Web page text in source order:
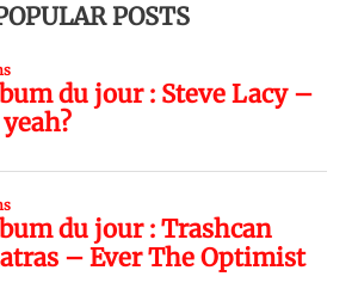
POSTS